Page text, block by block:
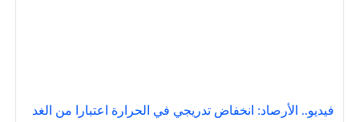
فيديو.. الأرصاد: انخفاض تدريجي في الحرارة اعتبارا من الغد